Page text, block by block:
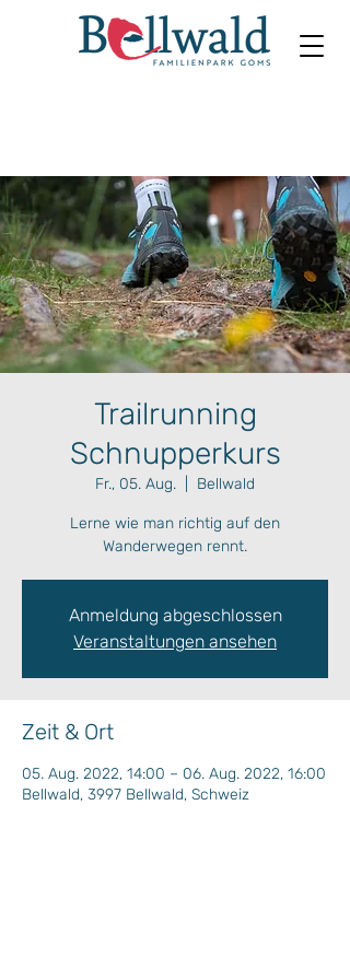
Trailrunning
Schnupperkurs
Fr., 05. Aug. Bellwald
Lerne wie man richtig auf den
Wanderwegen rennt.
Anmeldung abgeschlossen
Veranstaltungen ansehen
Zeit & Ort
05. Aug. 2022, 14:00 – 06. Aug. 2022, 16:00
Bellwald, 3997 Bellwald, Schweiz